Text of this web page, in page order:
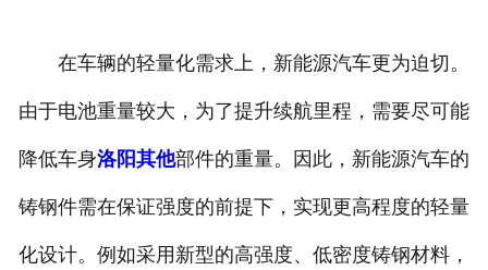
在车辆的轻量化需求上，新能源汽车更为迫切。
由于电池重量较大，为了提升续航里程，需要尽可能
降低车身洛阳其他部件的重量。因此，新能源汽车的
铸钢件需在保证强度的前提下，实现更高程度的轻量
化设计。例如采用新型的高强度、低密度铸钢材料，